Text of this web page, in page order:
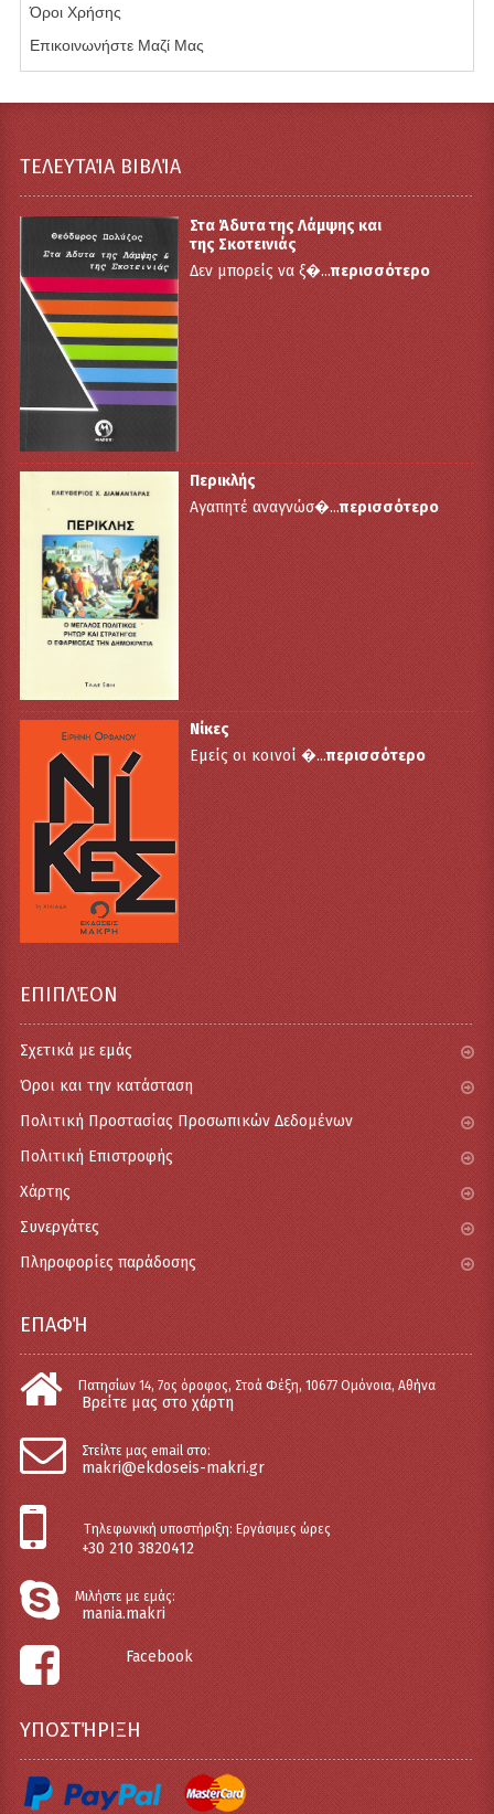
Όροι Χρήσης
Επικοινωνήστε Μαζί Μας
ΤΕΛΕΥΤΑΊΑ ΒΙΒΛΊΑ
Στα Άδυτα της Λάμψης και
της Σκοτεινιάς
Δεν μπορείς να ξ�...περισσότερο
Περικλής
Αγαπητέ αναγνώσ�...περισσότερο
Νίκες
Εμείς οι κοινοί �...περισσότερο
ΕΠΙΠΛΈΟΝ
Σχετικά με εμάς
Όροι και την κατάσταση
Πολιτική Προστασίας Προσωπικών Δεδομένων
Πολιτική Επιστροφής
Χάρτης
Συνεργάτες
Πληροφορίες παράδοσης
ΕΠΑΦΉ
Πατησίων 14, 7ος όροφος, Στοά Φέξη, 10677 Ομόνοια, Αθήνα
Βρείτε μας στο χάρτη
Στείλτε μας email στο:
makri@ekdoseis-makri.gr
Tηλεφωνική υποστήριξη: Εργάσιμες ώρες
+30 210 3820412
Μιλήστε με εμάς:
mania.makri
Facebook
ΥΠΟΣΤΉΡΙΞΗ